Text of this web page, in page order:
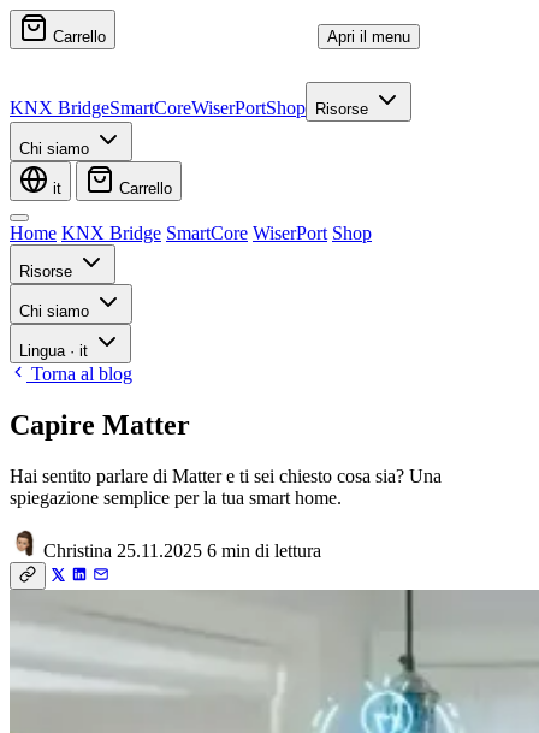
Carrello Apri il menu
KNX BridgeSmartCoreWiserPortShop Risorse
Chi siamo
it Carrello
Home KNX Bridge SmartCore WiserPort Shop
Risorse
Chi siamo
Lingua · it
Torna al blog
Capire Matter
Hai sentito parlare di Matter e ti sei chiesto cosa sia? Una
spiegazione semplice per la tua smart home.
Christina 25.11.2025 6 min di lettura